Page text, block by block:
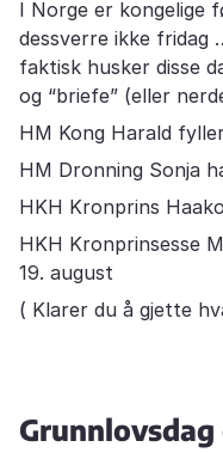
I Norge er kongelige
dessverre ikke fridag
faktisk husker disse
og “briefe” (eller
HM Kong Harald
HM Dronning Sonja
HKH Kronprins
HKH Kronprinsesse
19. august
( Klarer du å gjette
Grunnlovsdag